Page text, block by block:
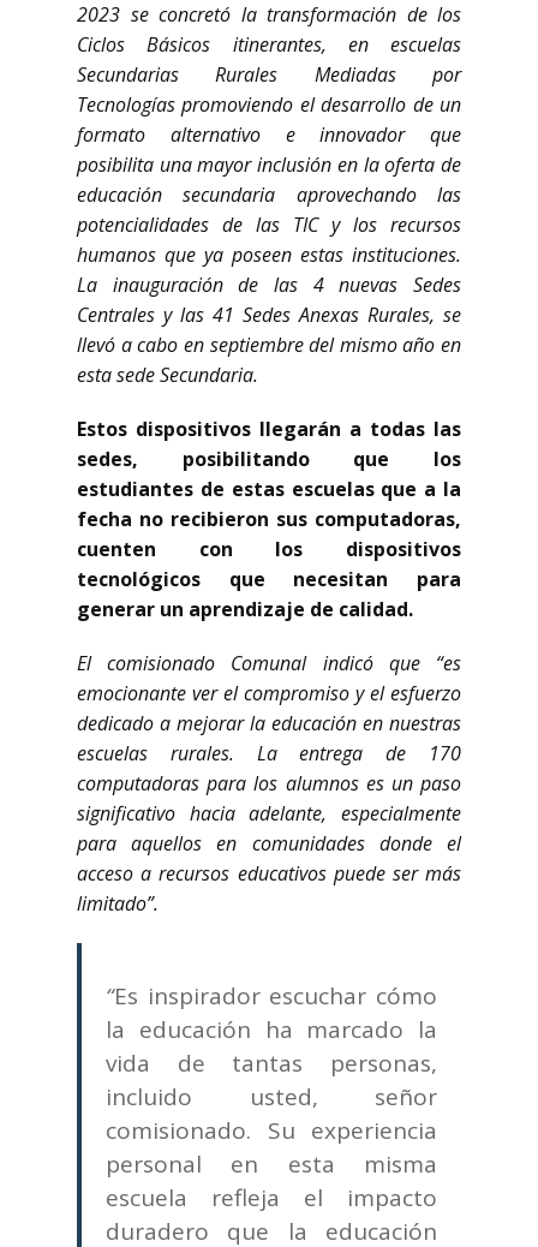
2023 se concretó la transformación de los
Ciclos Básicos itinerantes, en escuelas
Secundarias Rurales Mediadas por
Tecnologías promoviendo el desarrollo de un
formato alternativo e innovador que
posibilita una mayor inclusión en la oferta de
educación secundaria aprovechando las
potencialidades de las TIC y los recursos
humanos que ya poseen estas instituciones.
La inauguración de las 4 nuevas Sedes
Centrales y las 41 Sedes Anexas Rurales, se
llevó a cabo en septiembre del mismo año en
esta sede Secundaria.
Estos dispositivos llegarán a todas las
sedes, posibilitando que los
estudiantes de estas escuelas que a la
fecha no recibieron sus computadoras,
cuenten con los dispositivos
tecnológicos que necesitan para
generar un aprendizaje de calidad.
El comisionado Comunal indicó que “es
emocionante ver el compromiso y el esfuerzo
dedicado a mejorar la educación en nuestras
escuelas rurales. La entrega de 170
computadoras para los alumnos es un paso
significativo hacia adelante, especialmente
para aquellos en comunidades donde el
acceso a recursos educativos puede ser más
limitado”.
“Es inspirador escuchar cómo
la educación ha marcado la
vida de tantas personas,
incluido usted, señor
comisionado. Su experiencia
personal en esta misma
escuela refleja el impacto
duradero que la educación